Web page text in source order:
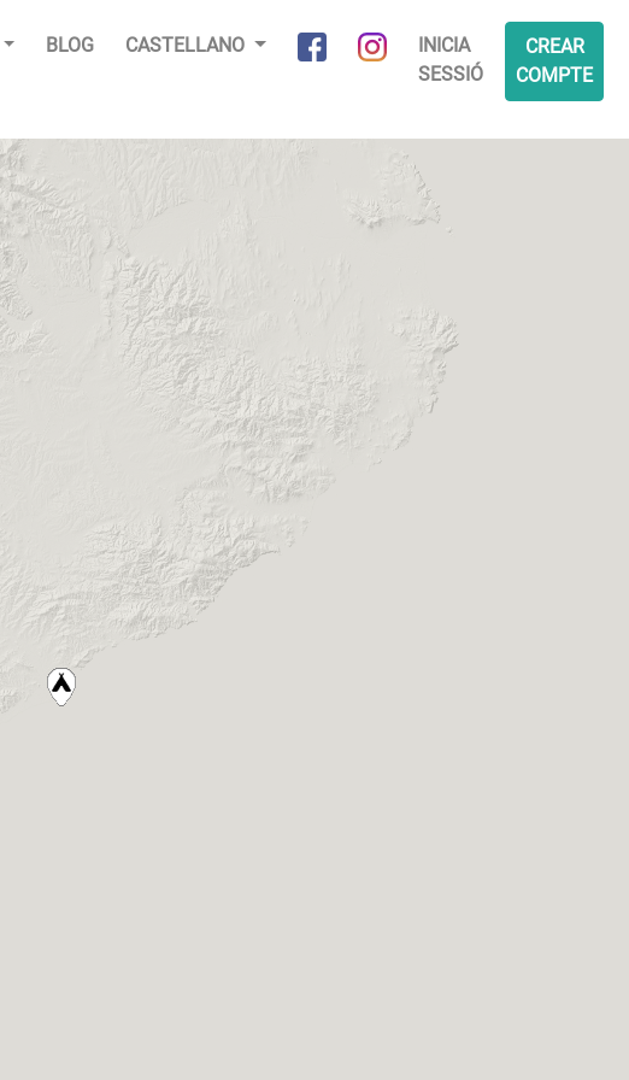
BLOG CASTELLANO
INICIA
SESSIÓ
CREAR
COMPTE